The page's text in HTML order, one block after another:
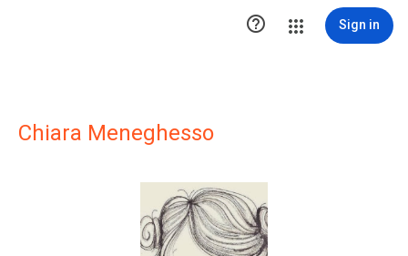
 Sign in
Chiara Meneghesso